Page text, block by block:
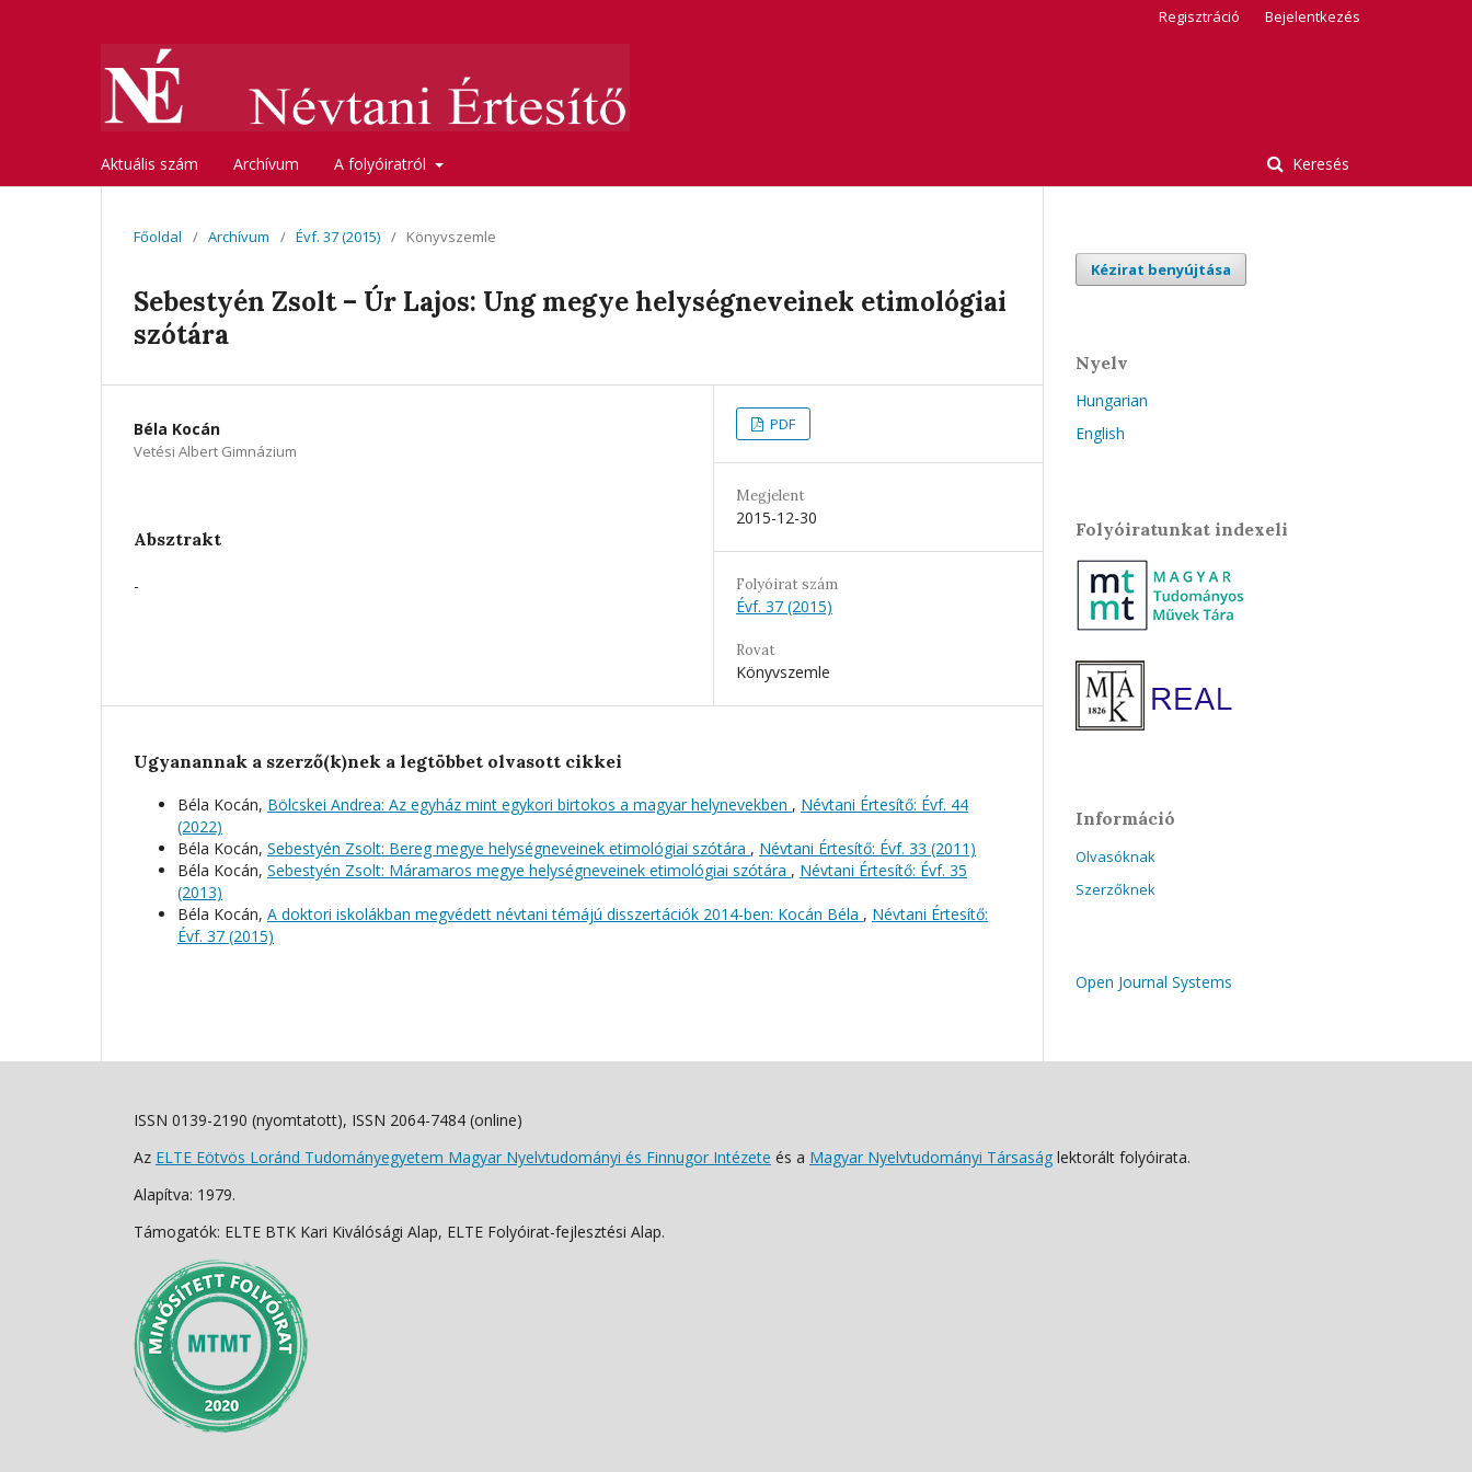
Aktuális szám Archívum A folyóiratról Keresés
Regisztráció Bejelentkezés
Főoldal / Archívum / Évf. 37 (2015) / Könyvszemle
Sebestyén Zsolt – Úr Lajos: Ung megye helységneveinek etimológiai
szótára
Béla Kocán
Vetési Albert Gimnázium
Absztrakt
-
PDF
Megjelent
2015-12-30
Folyóirat szám
Évf. 37 (2015)
Rovat
Könyvszemle
Ugyanannak a szerző(k)nek a legtöbbet olvasott cikkei
Béla Kocán, Bölcskei Andrea: Az egyház mint egykori birtokos a magyar helynevekben , Névtani Értesítő: Évf. 44
(2022)
Béla Kocán, Sebestyén Zsolt: Bereg megye helységneveinek etimológiai szótára , Névtani Értesítő: Évf. 33 (2011)
Béla Kocán, Sebestyén Zsolt: Máramaros megye helységneveinek etimológiai szótára , Névtani Értesítő: Évf. 35
(2013)
Béla Kocán, A doktori iskolákban megvédett névtani témájú disszertációk 2014-ben: Kocán Béla , Névtani Értesítő:
Évf. 37 (2015)
Kézirat benyújtása
Nyelv
Hungarian
English
Folyóiratunkat indexeli
Információ
Olvasóknak
Szerzőknek
Open Journal Systems
ISSN 0139-2190 (nyomtatott), ISSN 2064-7484 (online)
Az ELTE Eötvös Loránd Tudományegyetem Magyar Nyelvtudományi és Finnugor Intézete és a Magyar Nyelvtudományi Társaság lektorált folyóirata.
Alapítva: 1979.
Támogatók: ELTE BTK Kari Kiválósági Alap, ELTE Folyóirat-fejlesztési Alap.